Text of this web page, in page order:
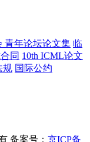
青年论坛论文集 临
同 10th ICML论文
规 国际公约
备案号： 京ICP备